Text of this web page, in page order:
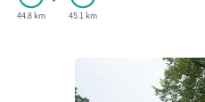
44.8 km 45.1 km